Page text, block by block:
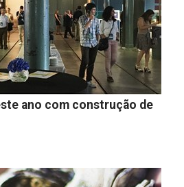
ano com construção de